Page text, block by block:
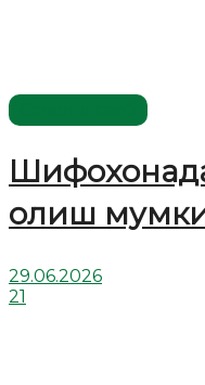
олиш
29.06.2026
21